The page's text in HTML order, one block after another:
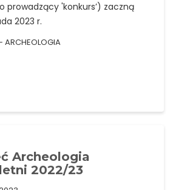
prowadzący 'konkurs’) zaczną
2023 r.
ARCHEOLOGIA
Archeologia
2022/23